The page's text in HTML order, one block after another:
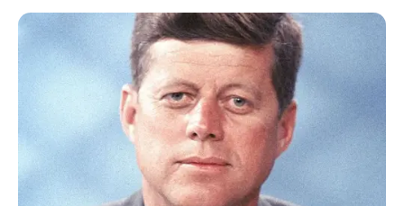
deixe essa camada com cerca de 2 cm de altura
ou de acordo com o seu gosto.
A terra vegetal pode ser comprada em
supermercados e lojas de artigos para jardinagem.